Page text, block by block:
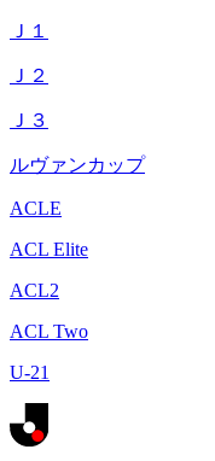
Ｊ１
Ｊ２
Ｊ３
ルヴァンカップ
ACLE
ACL Elite
ACL2
ACL Two
U-21